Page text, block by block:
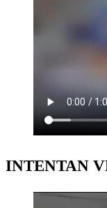
INTENTAN